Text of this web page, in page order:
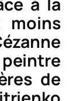
moins
de